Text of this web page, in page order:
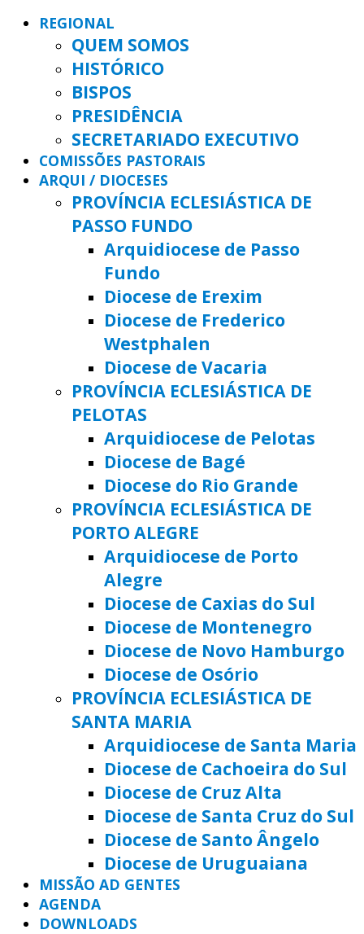
REGIONAL
QUEM SOMOS
HISTÓRICO
BISPOS
PRESIDÊNCIA
SECRETARIADO EXECUTIVO
COMISSÕES PASTORAIS
ARQUI / DIOCESES
PROVÍNCIA ECLESIÁSTICA DE
PASSO FUNDO
Arquidiocese de Passo
Fundo
Diocese de Erexim
Diocese de Frederico
Westphalen
Diocese de Vacaria
PROVÍNCIA ECLESIÁSTICA DE
PELOTAS
Arquidiocese de Pelotas
Diocese de Bagé
Diocese do Rio Grande
PROVÍNCIA ECLESIÁSTICA DE
PORTO ALEGRE
Arquidiocese de Porto
Alegre
Diocese de Caxias do Sul
Diocese de Montenegro
Diocese de Novo Hamburgo
Diocese de Osório
PROVÍNCIA ECLESIÁSTICA DE
SANTA MARIA
Arquidiocese de Santa Maria
Diocese de Cachoeira do Sul
Diocese de Cruz Alta
Diocese de Santa Cruz do Sul
Diocese de Santo Ângelo
Diocese de Uruguaiana
MISSÃO AD GENTES
AGENDA
DOWNLOADS